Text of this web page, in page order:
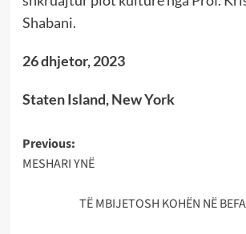
Shabani.
26 dhjetor, 2023
Staten Island, New York
Post
navigation
Previous:
MESHARI YNË
TË MBIJETOSH KOHËN NË